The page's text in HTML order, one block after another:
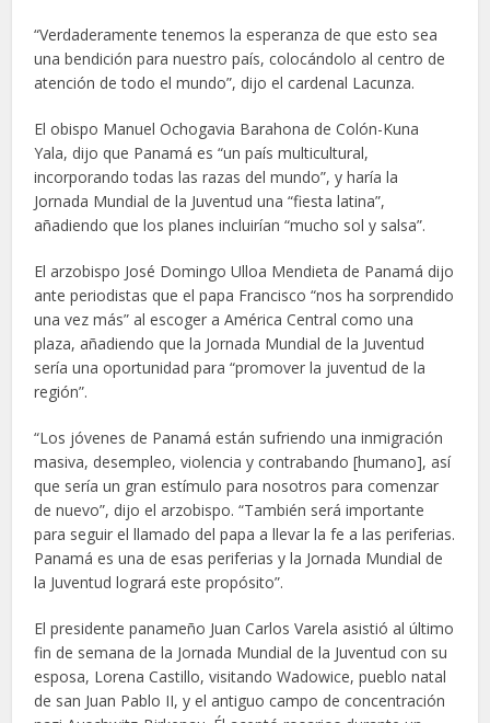
“Verdaderamente tenemos la esperanza de que esto sea
una bendición para nuestro país, colocándolo al centro de
atención de todo el mundo”, dijo el cardenal Lacunza.
El obispo Manuel Ochogavia Barahona de Colón-Kuna
Yala, dijo que Panamá es “un país multicultural,
incorporando todas las razas del mundo”, y haría la
Jornada Mundial de la Juventud una “fiesta latina”,
añadiendo que los planes incluirían “mucho sol y salsa”.
El arzobispo José Domingo Ulloa Mendieta de Panamá dijo
ante periodistas que el papa Francisco “nos ha sorprendido
una vez más” al escoger a América Central como una
plaza, añadiendo que la Jornada Mundial de la Juventud
sería una oportunidad para “promover la juventud de la
región”.
“Los jóvenes de Panamá están sufriendo una inmigración
masiva, desempleo, violencia y contrabando [humano], así
que sería un gran estímulo para nosotros para comenzar
de nuevo”, dijo el arzobispo. “También será importante
para seguir el llamado del papa a llevar la fe a las periferias.
Panamá es una de esas periferias y la Jornada Mundial de
la Juventud logrará este propósito”.
El presidente panameño Juan Carlos Varela asistió al último
fin de semana de la Jornada Mundial de la Juventud con su
esposa, Lorena Castillo, visitando Wadowice, pueblo natal
de san Juan Pablo II, y el antiguo campo de concentración